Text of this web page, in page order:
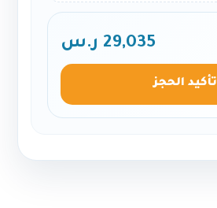
29,035 ر.س
تأكيد الحجز